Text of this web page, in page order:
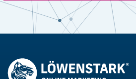
Anti-Roboter-Verifizierung
Hier klicken